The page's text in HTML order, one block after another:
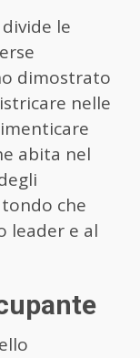
le
dimostrato
nelle
abita nel
che
leader e al